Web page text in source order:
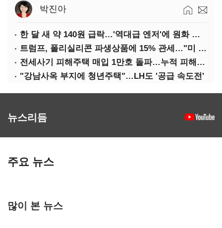
박진아
한 달 새 약 140원 급락…'역대급 엔저'에 원화 변곡점
트럼프, 폴리실리콘 파생상품에 15% 관세…"미 산업 재건"
전세사기 피해주택 매입 1만호 돌파…누적 피해자 4만278명
"강남사옥 부지에 청년주택"…LH도 '공급 속도전'
뉴스리듬
주요 뉴스
많이 본 뉴스